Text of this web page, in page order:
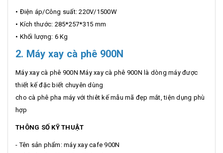
• Điện áp/Công suất: 220V/1500W
• Kích thước: 285*257*315 mm
• Khối lượng: 6 Kg
2. Máy xay cà phê 900N
Máy xay cà phê 900N Máy xay cà phê 900N là dòng máy được
thiết kế đặc biết chuyên dùng
cho cà phê pha máy với thiêt kế mẫu mã đẹp mắt, tiện dụng phù
hợp
THÔNG SỐ KỸ THUẬT
- Tên sản phẩm: máy xay cafe 900N